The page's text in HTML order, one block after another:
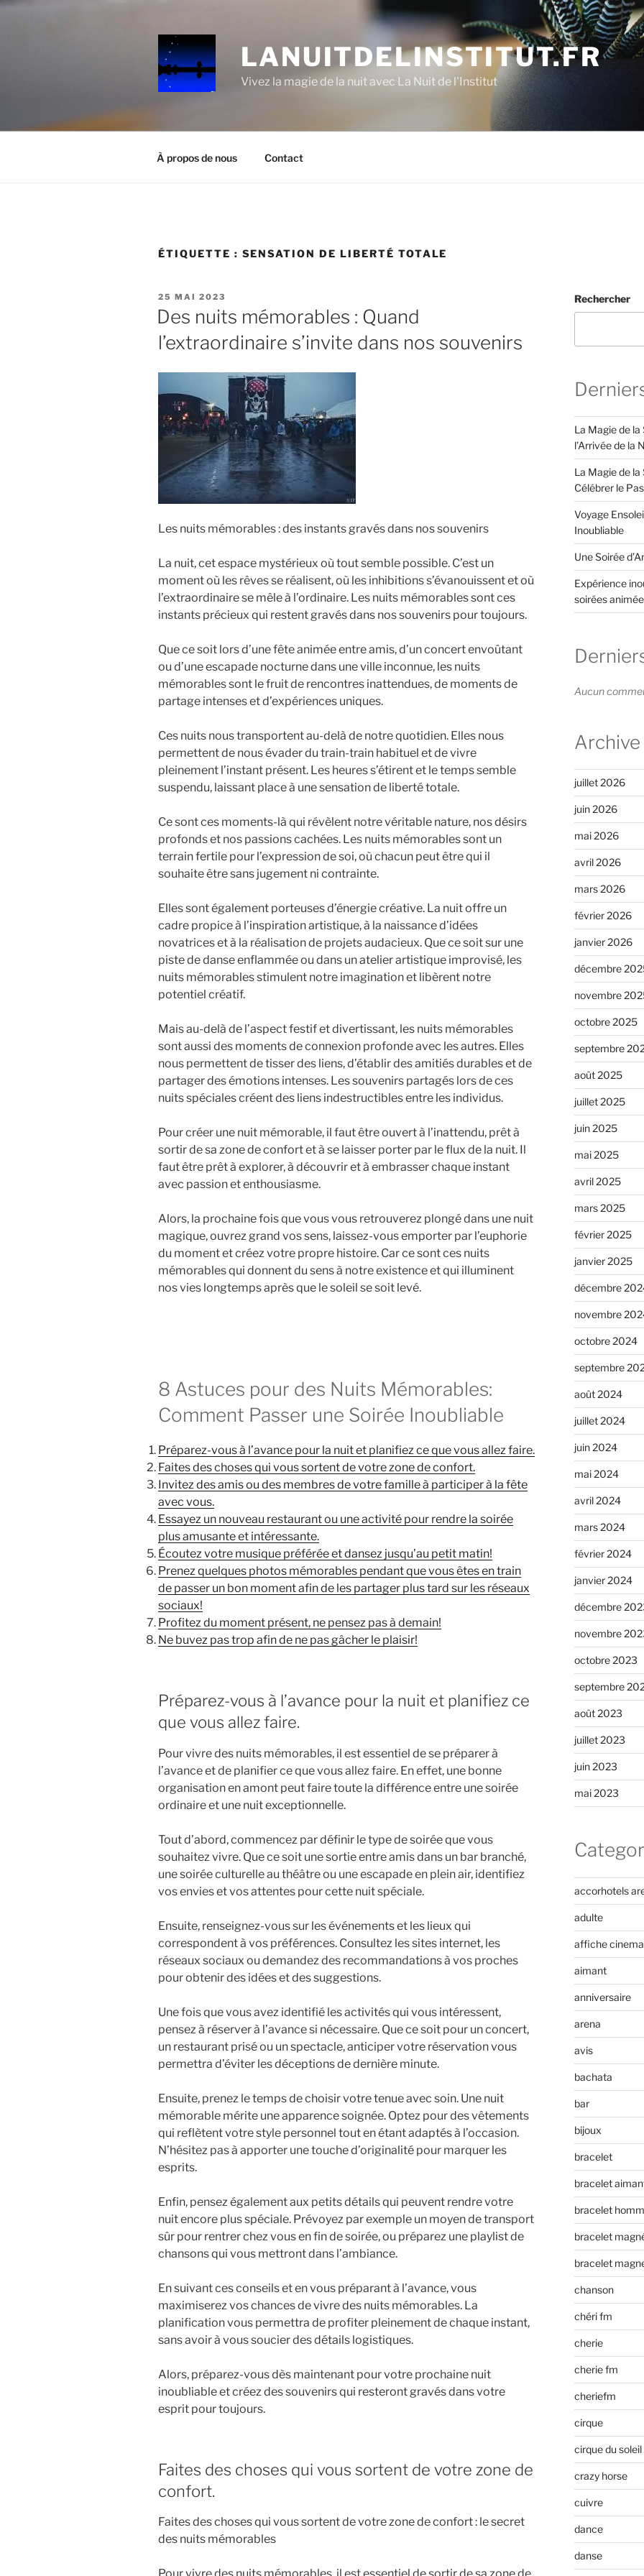
Aller
LANUITDELINSTITUT.FR
Vivez la magie de la nuit avec La Nuit de l'Institut
À propos de nous Contact
ÉTIQUETTE : SENSATION DE LIBERTÉ TOTALE
PUBLIÉ
LE
25 MAI 2023
Des nuits mémorables : Quand
l’extraordinaire s’invite dans nos souvenirs
Les nuits mémorables : des instants gravés dans nos souvenirs
La nuit, cet espace mystérieux où tout semble possible. C’est un
moment où les rêves se réalisent, où les inhibitions s’évanouissent et où
l’extraordinaire se mêle à l’ordinaire. Les nuits mémorables sont ces
instants précieux qui restent gravés dans nos souvenirs pour toujours.
Que ce soit lors d’une fête animée entre amis, d’un concert envoûtant
ou d’une escapade nocturne dans une ville inconnue, les nuits
mémorables sont le fruit de rencontres inattendues, de moments de
partage intenses et d’expériences uniques.
Ces nuits nous transportent au-delà de notre quotidien. Elles nous
permettent de nous évader du train-train habituel et de vivre
pleinement l’instant présent. Les heures s’étirent et le temps semble
suspendu, laissant place à une sensation de liberté totale.
Ce sont ces moments-là qui révèlent notre véritable nature, nos désirs
profonds et nos passions cachées. Les nuits mémorables sont un
terrain fertile pour l’expression de soi, où chacun peut être qui il
souhaite être sans jugement ni contrainte.
Elles sont également porteuses d’énergie créative. La nuit offre un
cadre propice à l’inspiration artistique, à la naissance d’idées
novatrices et à la réalisation de projets audacieux. Que ce soit sur une
piste de danse enflammée ou dans un atelier artistique improvisé, les
nuits mémorables stimulent notre imagination et libèrent notre
potentiel créatif.
Mais au-delà de l’aspect festif et divertissant, les nuits mémorables
sont aussi des moments de connexion profonde avec les autres. Elles
nous permettent de tisser des liens, d’établir des amitiés durables et de
partager des émotions intenses. Les souvenirs partagés lors de ces
nuits spéciales créent des liens indestructibles entre les individus.
Pour créer une nuit mémorable, il faut être ouvert à l’inattendu, prêt à
sortir de sa zone de confort et à se laisser porter par le flux de la nuit. Il
faut être prêt à explorer, à découvrir et à embrasser chaque instant
avec passion et enthousiasme.
Alors, la prochaine fois que vous vous retrouverez plongé dans une nuit
magique, ouvrez grand vos sens, laissez-vous emporter par l’euphorie
du moment et créez votre propre histoire. Car ce sont ces nuits
mémorables qui donnent du sens à notre existence et qui illuminent
nos vies longtemps après que le soleil se soit levé.
8 Astuces pour des Nuits Mémorables:
Comment Passer une Soirée Inoubliable
Préparez-vous à l’avance pour la nuit et planifiez ce que vous allez faire.
Faites des choses qui vous sortent de votre zone de confort.
Invitez des amis ou des membres de votre famille à participer à la fête
avec vous.
Essayez un nouveau restaurant ou une activité pour rendre la soirée
plus amusante et intéressante.
Écoutez votre musique préférée et dansez jusqu’au petit matin!
Prenez quelques photos mémorables pendant que vous êtes en train
de passer un bon moment afin de les partager plus tard sur les réseaux
sociaux!
Profitez du moment présent, ne pensez pas à demain!
Ne buvez pas trop afin de ne pas gâcher le plaisir!
Préparez-vous à l’avance pour la nuit et planifiez ce
que vous allez faire.
Pour vivre des nuits mémorables, il est essentiel de se préparer à
l’avance et de planifier ce que vous allez faire. En effet, une bonne
organisation en amont peut faire toute la différence entre une soirée
ordinaire et une nuit exceptionnelle.
Tout d’abord, commencez par définir le type de soirée que vous
souhaitez vivre. Que ce soit une sortie entre amis dans un bar branché,
une soirée culturelle au théâtre ou une escapade en plein air, identifiez
vos envies et vos attentes pour cette nuit spéciale.
Ensuite, renseignez-vous sur les événements et les lieux qui
correspondent à vos préférences. Consultez les sites internet, les
réseaux sociaux ou demandez des recommandations à vos proches
pour obtenir des idées et des suggestions.
Une fois que vous avez identifié les activités qui vous intéressent,
pensez à réserver à l’avance si nécessaire. Que ce soit pour un concert,
un restaurant prisé ou un spectacle, anticiper votre réservation vous
permettra d’éviter les déceptions de dernière minute.
Ensuite, prenez le temps de choisir votre tenue avec soin. Une nuit
mémorable mérite une apparence soignée. Optez pour des vêtements
qui reflètent votre style personnel tout en étant adaptés à l’occasion.
N’hésitez pas à apporter une touche d’originalité pour marquer les
esprits.
Enfin, pensez également aux petits détails qui peuvent rendre votre
nuit encore plus spéciale. Prévoyez par exemple un moyen de transport
sûr pour rentrer chez vous en fin de soirée, ou préparez une playlist de
chansons qui vous mettront dans l’ambiance.
En suivant ces conseils et en vous préparant à l’avance, vous
maximiserez vos chances de vivre des nuits mémorables. La
planification vous permettra de profiter pleinement de chaque instant,
sans avoir à vous soucier des détails logistiques.
Alors, préparez-vous dès maintenant pour votre prochaine nuit
inoubliable et créez des souvenirs qui resteront gravés dans votre
esprit pour toujours.
Faites des choses qui vous sortent de votre zone de
confort.
Faites des choses qui vous sortent de votre zone de confort : le secret
des nuits mémorables
Rechercher
La Magie de la
l’Arrivée de la
La Magie de la
Célébrer le
Voyage
Inoubliable
Une Soirée
Expérience
soirées
Aucun
Archive
juillet 2026
juin 2026
mai 2026
avril 2026
mars 2026
février 2026
janvier 2026
décembre
novembre
octobre 2025
septembre
août 2025
juillet 2025
juin 2025
mai 2025
avril 2025
mars 2025
février 2025
janvier 2025
décembre
novembre
octobre 2024
septembre
août 2024
juillet 2024
juin 2024
mai 2024
avril 2024
mars 2024
février 2024
janvier 2024
décembre
novembre
octobre 2023
septembre
août 2023
juillet 2023
juin 2023
mai 2023
accorhotels
adulte
affiche cinema
aimant
anniversaire
arena
avis
bachata
bar
bijoux
bracelet
bracelet
bracelet
bracelet
bracelet
chanson
chéri fm
cherie
cherie fm
cheriefm
cirque
cirque du soleil
crazy horse
cuivre
dance
danse